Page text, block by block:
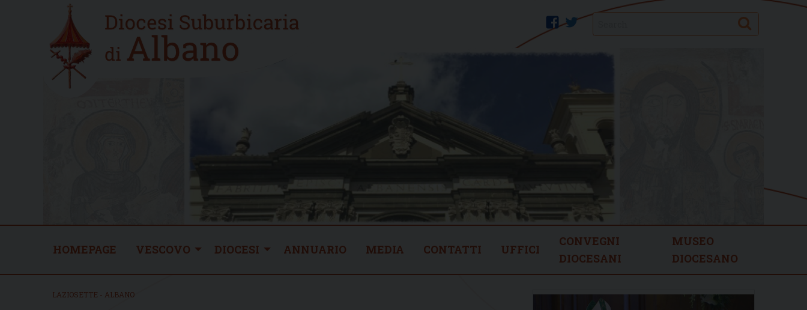
Home
new
twitter
facebook Search
HOMEPAGE VESCOVO DIOCESI ANNUARIO MEDIA CONTATTI UFFICI
CONVEGNI
DIOCESANI
MUSEO
DIOCESANO
LAZIOSETTE - ALBANO